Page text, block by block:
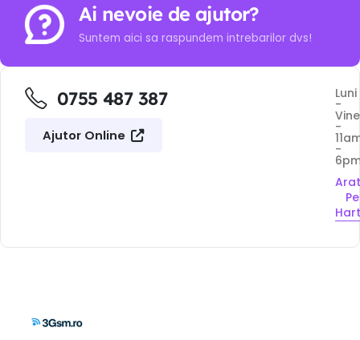
Ai nevoie de ajutor?
Suntem aici sa raspundem intrebarilor dvs!
0755 487 387
Ajutor Online
Luni
-
-
-
Pe